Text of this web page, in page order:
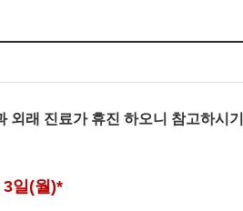
외래 진료가 휴진 하오니 참고하시
일(월)*